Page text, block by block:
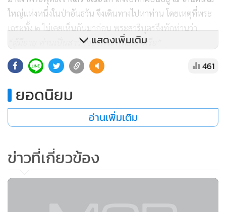
“มาจากเมืองชาติภูมิ (เมืองกบิลพัสดุ์) พระเจ้าข้า”
พระ ๕๐๐
รูป กราบทูล
แสดงเพิ่มเติม
461
ยอดนิยม
อ่านเพิ่มเติม
ข่าวที่เกี่ยวข้อง